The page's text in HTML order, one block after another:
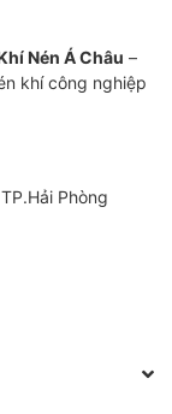
Nén Á Châu –
khí công nghiệp
Phòng